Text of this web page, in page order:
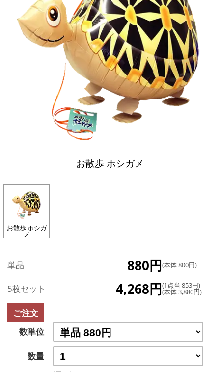
お散歩 ホシガメ
お散歩 ホシガ
メ
単品 880円(本体 800円)
5枚セット 4,268円(1点当 853円)
(本体 3,880円)
ご注文
数単位
数量